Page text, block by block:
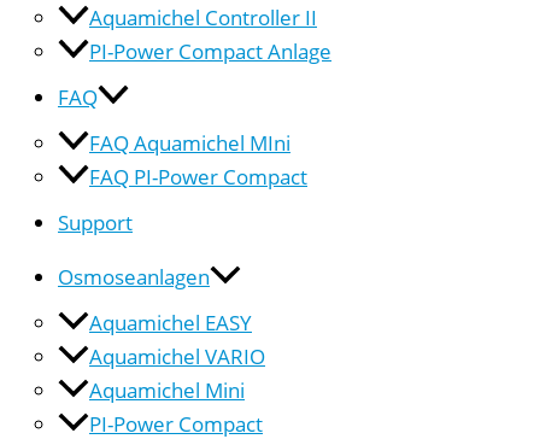
Aquamichel Controller II
PI-Power Compact Anlage
FAQ
FAQ Aquamichel MIni
FAQ PI-Power Compact
Support
Osmoseanlagen
Aquamichel EASY
Aquamichel VARIO
Aquamichel Mini
PI-Power Compact